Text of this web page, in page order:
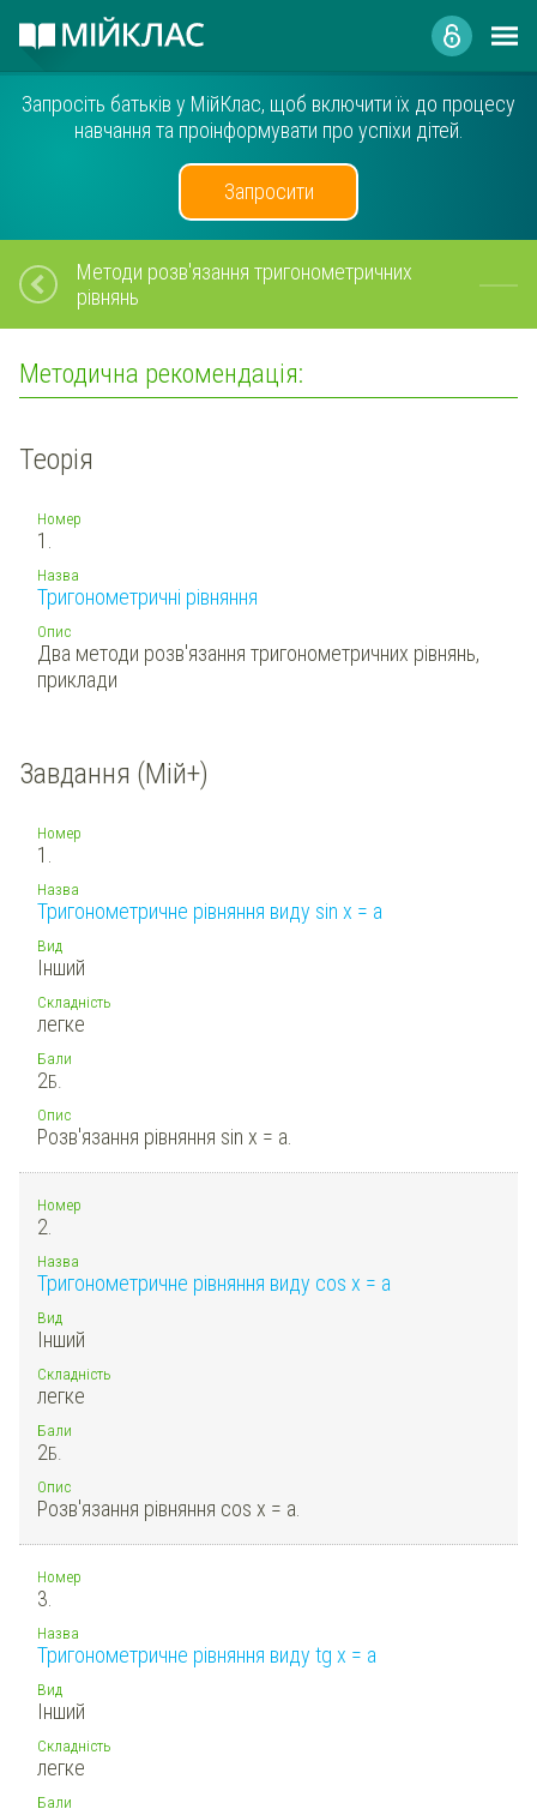
Запросіть батьків у МійКлас, щоб включити їх до процесу
навчання та проінформувати про успіхи дітей.
Запросити
Методи розв'язання тригонометричних
рівнянь
Методична рекомендація:
Теорія
Номер
1.
Назва
Тригонометричні рівняння
Опис
Два методи розв'язання тригонометричних рівнянь,
приклади
Завдання (Мій+)
Номер
1.
Назва
Тригонометричне рівняння виду sin x = a
Вид
Інший
Складність
легке
Бали
2Б.
Опис
Розв'язання рівняння sin x = a.
Номер
2.
Назва
Тригонометричне рівняння виду cos x = a
Вид
Інший
Складність
легке
Бали
2Б.
Опис
Розв'язання рівняння cos x = a.
Номер
3.
Назва
Тригонометричне рівняння виду tg x = a
Вид
Інший
Складність
легке
Бали